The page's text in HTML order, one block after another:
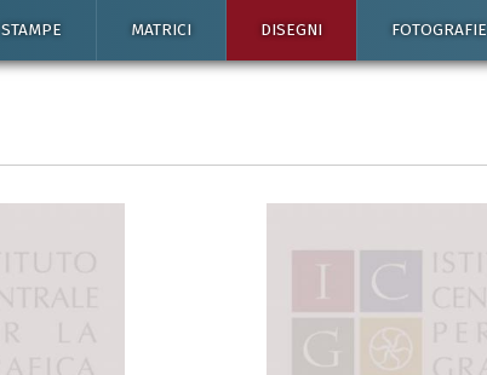
STAMPE MATRICI DISEGNI FOTOGRAFIE